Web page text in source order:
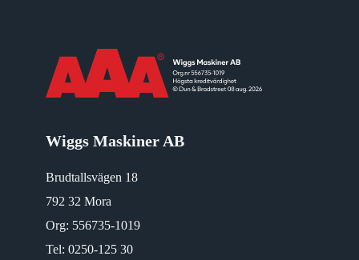
Wiggs Maskiner AB
Brudtallsvägen 18
792 32 Mora
Org: 556735-1019
Tel: 0250-125 30